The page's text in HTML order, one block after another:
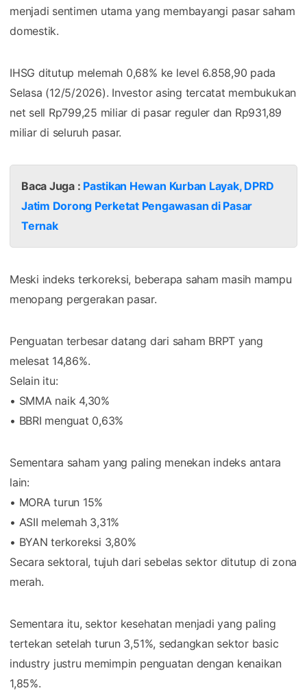
menjadi sentimen utama yang membayangi pasar saham
domestik.
IHSG ditutup melemah 0,68% ke level 6.858,90 pada
Selasa (12/5/2026). Investor asing tercatat membukukan
net sell Rp799,25 miliar di pasar reguler dan Rp931,89
miliar di seluruh pasar.
Baca Juga : Pastikan Hewan Kurban Layak, DPRD
Jatim Dorong Perketat Pengawasan di Pasar
Ternak
Meski indeks terkoreksi, beberapa saham masih mampu
menopang pergerakan pasar.
Penguatan terbesar datang dari saham BRPT yang
melesat 14,86%.
Selain itu:
• SMMA naik 4,30%
• BBRI menguat 0,63%
Sementara saham yang paling menekan indeks antara
lain:
• MORA turun 15%
• ASII melemah 3,31%
• BYAN terkoreksi 3,80%
Secara sektoral, tujuh dari sebelas sektor ditutup di zona
merah.
Sementara itu, sektor kesehatan menjadi yang paling
tertekan setelah turun 3,51%, sedangkan sektor basic
industry justru memimpin penguatan dengan kenaikan
1,85%.